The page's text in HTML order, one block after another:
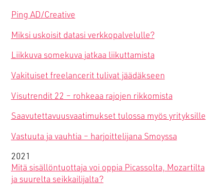
Ping AD/Creative
Miksi uskoisit datasi verkkopalvelulle?
Liikkuva somekuva jatkaa liikuttamista
Vakituiset freelancerit tulivat jäädäkseen
Visutrendit 22 – rohkeaa rajojen rikkomista
Saavutettavuusvaatimukset tulossa myös yrityksille
Vastuuta ja vauhtia – harjoittelijana Smoyssa
2021
Mitä sisällöntuottaja voi oppia Picassolta, Mozartilta
ja suurelta seikkailijalta?